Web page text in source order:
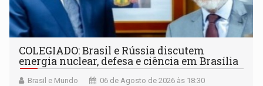
COLEGIADO: Brasil e Rússia discutem
energia nuclear, defesa e ciência em Brasília
Brasil e Mundo 06 de Agosto de 2026 às 18:30